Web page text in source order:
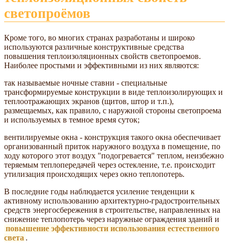
светопроёмов
Кроме того, во многих странах разработаны и широко
используются различные конструктивные средства
повышения теплоизоляционных свойств светопроемов.
Наиболее простыми и эффективными из них являются:
так называемые ночные ставни - специальные
трансформируемые конструкции в виде теплоизолирующих и
теплоотражающих экранов (щитов, штор и т.п.),
размещаемых, как правило, с наружной стороны светопроема
и используемых в темное время суток;
вентилируемые окна - конструкция такого окна обеспечивает
организованный приток наружного воздуха в помещение, по
ходу которого этот воздух "подогревается" теплом, неизбежно
теряемым теплопередачей через остекление, т.е. происходит
утилизация происходящих через окно теплопотерь.
В последние годы наблюдается усиление тенденции к
активному использованию архитектурно-градостроительных
средств энергосбережения в строительстве, направленных на
снижение теплопотерь через наружные ограждения зданий и
повышение эффективности использования естественного
света .